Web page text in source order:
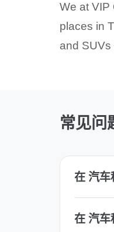
We at VIP
places in
and SUVs
常见问
在 汽车
在 汽车